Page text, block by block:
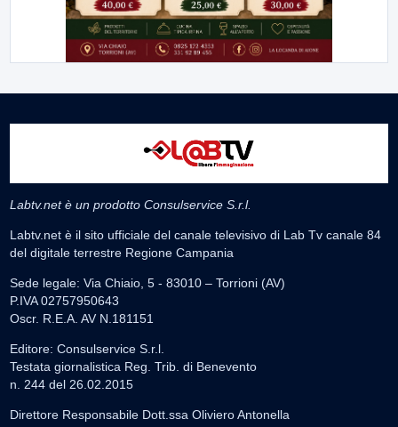
Labtv.net è un prodotto Consulservice S.r.l.
Labtv.net è il sito ufficiale del canale televisivo di Lab Tv canale 84
del digitale terrestre Regione Campania
Sede legale: Via Chiaio, 5 - 83010 – Torrioni (AV)
P.IVA 02757950643
Oscr. R.E.A. AV N.181151
Editore: Consulservice S.r.l.
Testata giornalistica Reg. Trib. di Benevento
n. 244 del 26.02.2015
Direttore Responsabile Dott.ssa Oliviero Antonella